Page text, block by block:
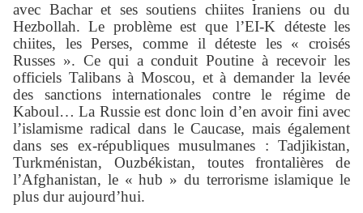
avec Bachar et ses soutiens chiites Iraniens ou du
Hezbollah. Le problème est que l’EI-K déteste les
chiites, les Perses, comme il déteste les « croisés
Russes ». Ce qui a conduit Poutine à recevoir les
officiels Talibans à Moscou, et à demander la levée
des sanctions internationales contre le régime de
Kaboul… La Russie est donc loin d’en avoir fini avec
l’islamisme radical dans le Caucase, mais également
dans ses ex-républiques musulmanes : Tadjikistan,
Turkménistan, Ouzbékistan, toutes frontalières de
l’Afghanistan, le « hub » du terrorisme islamique le
plus dur aujourd’hui.